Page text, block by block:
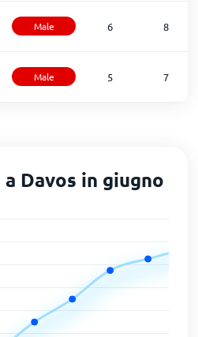
Male 6 8
Male 5 7
Davos in giugno